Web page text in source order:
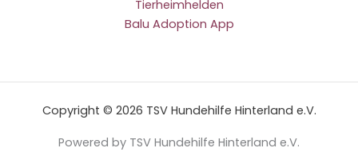
Tierheimhelden
Balu Adoption App
Copyright © 2026 TSV Hundehilfe Hinterland e.V.
Powered by TSV Hundehilfe Hinterland e.V.